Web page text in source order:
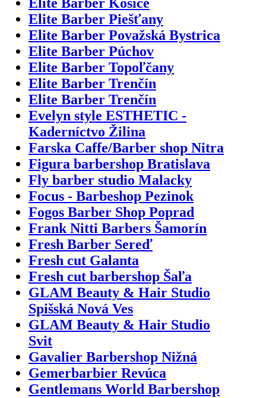
Elite Barber Piešťany
Elite Barber Považská Bystrica
Elite Barber Púchov
Elite Barber Topoľčany
Elite Barber Trenčín
Elite Barber Trenčín
Evelyn style ESTHETIC -
Kaderníctvo Žilina
Farska Caffe/Barber shop Nitra
Figura barbershop Bratislava
Fly barber studio Malacky
Focus - Barbeshop Pezinok
Fogos Barber Shop Poprad
Frank Nitti Barbers Šamorín
Fresh Barber Sereď
Fresh cut Galanta
Fresh cut barbershop Šaľa
GLAM Beauty & Hair Studio
Spišská Nová Ves
GLAM Beauty & Hair Studio
Svit
Gavalier Barbershop Nižná
Gemerbarbier Revúca
Gentlemans World Barbershop